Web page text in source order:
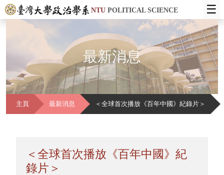
NTUPOLITICAL SCIENCE ☰
最新消息
主頁 最新消息 ＜全球首次播放《百年中國》紀錄片＞
＜全球首次播放《百年中國》紀
錄片＞